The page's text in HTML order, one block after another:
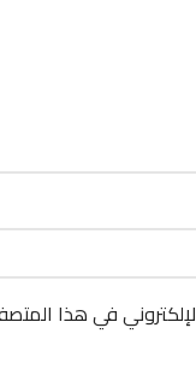
في هذا